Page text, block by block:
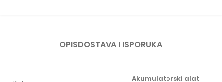
OPISDOSTAVA I ISPORUKA
Akumulatorski alat